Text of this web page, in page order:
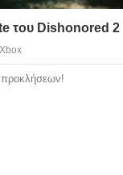
του Dishonored 2
Xbox
προκλήσεων!